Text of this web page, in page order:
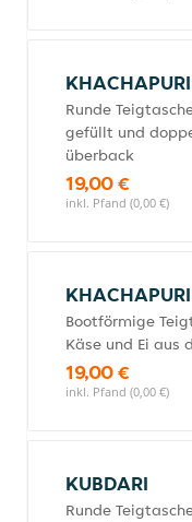
Runde
gefüllt und
überback
19,00 €
inkl. Pfand (0,00 €)
Bootförmige
Käse und Ei aus
19,00 €
inkl. Pfand (0,00 €)
KUBDARI
Runde